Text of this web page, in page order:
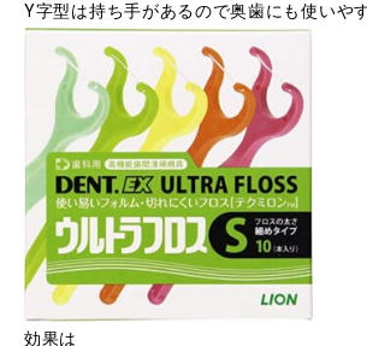
Y字型は持ち手があるので奥歯にも使いや
効果は